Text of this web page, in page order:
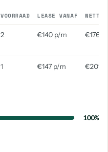
VOORRAAD LEASE VANAF NETTO
2 €140 p/m €176
1 €147 p/m €201
100%